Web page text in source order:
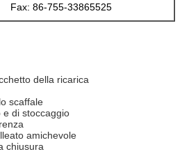
Fax: 86-755-33865525
della ricarica
scaffale
di stoccaggio
amichevole
chiusura